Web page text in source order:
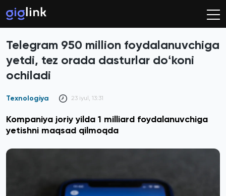
Telegram 950 million foydalanuvchiga
yetdi, tez orada dasturlar doʻkoni
ochiladi
Texnologiya 23 iyul, 13:31
Kompaniya joriy yilda 1 milliard foydalanuvchiga
yetishni maqsad qilmoqda